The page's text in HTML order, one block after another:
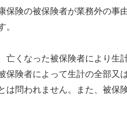
保険の被保険者が業務外の事
。
亡くなった被保険者により生
保険者によって生計の全部又
は問われません。また、被保